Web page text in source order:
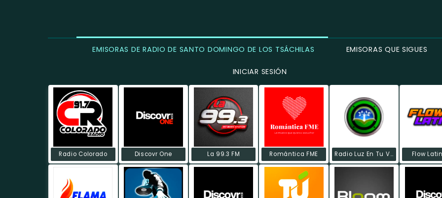
EMISORAS DE RADIO DE SANTO DOMINGO DE LOS TSÁCHILAS EMISORAS QUE SIGUES
INICIAR SESIÓN
Radio Colorado Discovr One La 99.3 FM Romántica FME Radio Luz En Tu Vida Flow